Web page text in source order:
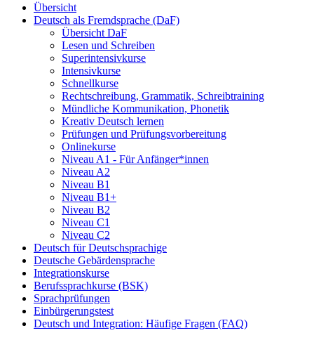
Übersicht
Deutsch als Fremdsprache (DaF)
Übersicht DaF
Lesen und Schreiben
Superintensivkurse
Intensivkurse
Schnellkurse
Rechtschreibung, Grammatik, Schreibtraining
Mündliche Kommunikation, Phonetik
Kreativ Deutsch lernen
Prüfungen und Prüfungsvorbereitung
Onlinekurse
Niveau A1 - Für Anfänger*innen
Niveau A2
Niveau B1
Niveau B1+
Niveau B2
Niveau C1
Niveau C2
Deutsch für Deutschsprachige
Deutsche Gebärdensprache
Integrationskurse
Berufssprachkurse (BSK)
Sprachprüfungen
Einbürgerungstest
Deutsch und Integration: Häufige Fragen (FAQ)